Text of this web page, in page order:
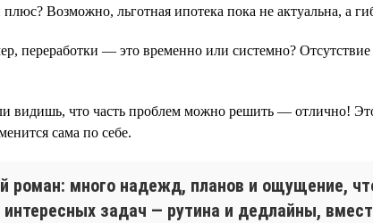
Возможно, льготная ипотека пока не актуальна, а
переработки — это временно или системно?
видишь, что часть проблем можно решить — отлично!
сама по себе.
роман: много надежд, планов и ощущение,
задач — рутина и дедлайны,